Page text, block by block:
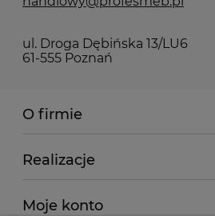
ul. Droga Dębińska 13/LU6
61-555 Poznań
O firmie
Realizacje
Moje konto